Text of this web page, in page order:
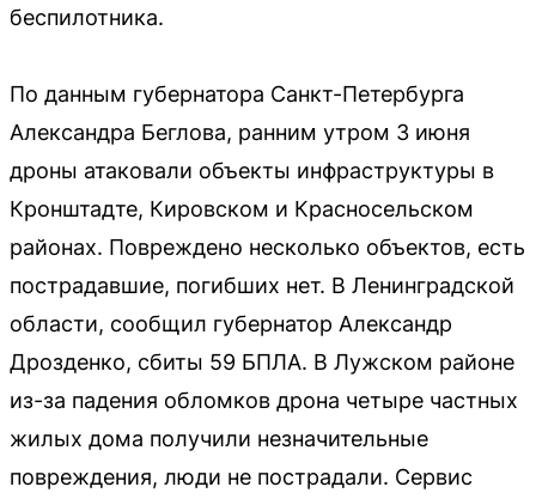
беспилотника.
По данным губернатора Санкт-Петербурга
Александра Беглова, ранним утром 3 июня
дроны атаковали объекты инфраструктуры в
Кронштадте, Кировском и Красносельском
районах. Повреждено несколько объектов, есть
пострадавшие, погибших нет. В Ленинградской
области, сообщил губернатор Александр
Дрозденко, сбиты 59 БПЛА. В Лужском районе
из-за падения обломков дрона четыре частных
жилых дома получили незначительные
повреждения, люди не пострадали. Сервис